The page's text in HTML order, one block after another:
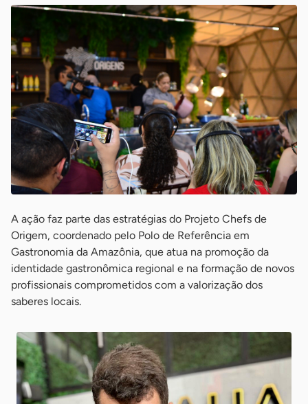
A ação faz parte das estratégias do Projeto Chefs de
Origem, coordenado pelo Polo de Referência em
Gastronomia da Amazônia, que atua na promoção da
identidade gastronômica regional e na formação de novos
profissionais comprometidos com a valorização dos
saberes locais.